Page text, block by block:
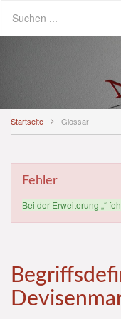
Startseite Glossar
Fehler
Bei der Erweiterung „“